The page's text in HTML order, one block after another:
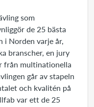
som
de 25 bästa
i Norden varje år,
branscher, en jury
från multinationella
går av stapeln
och kvalitén på
var ett de 25